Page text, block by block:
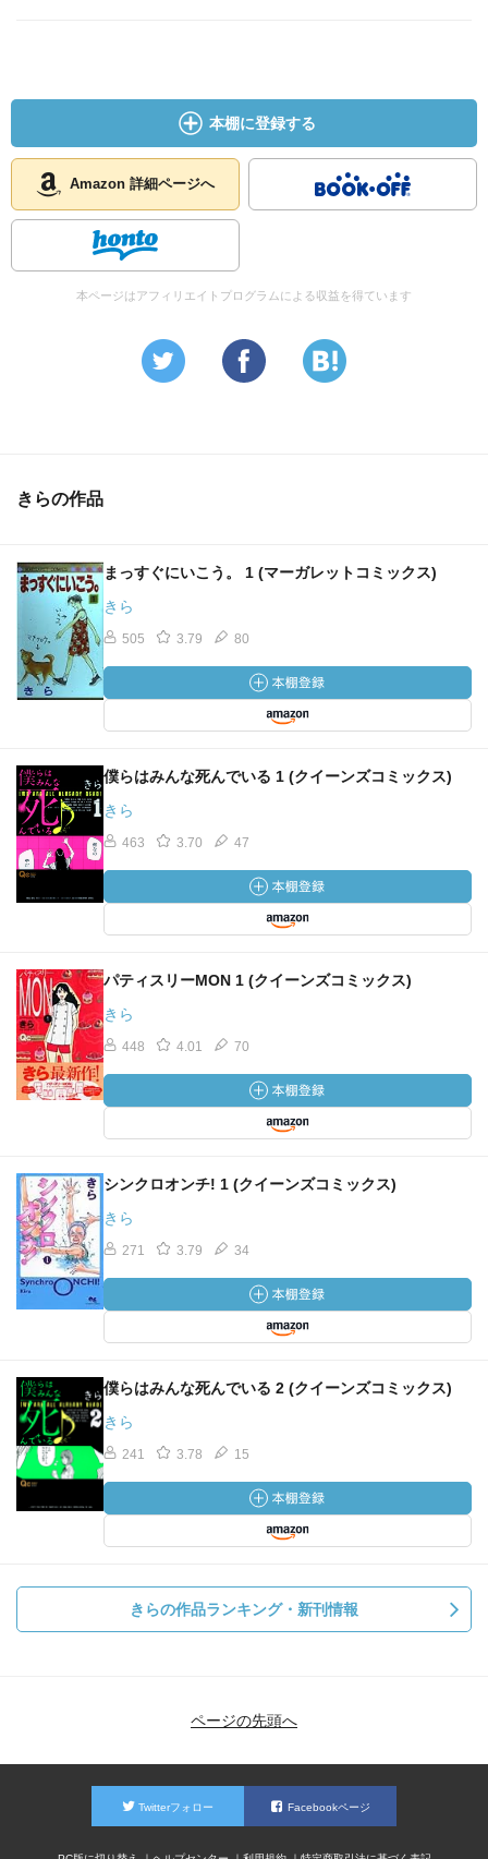
本棚に登録する
Amazon 詳細ページへ
本ページはアフィリエイトプログラムによる収益を得ています
きらの作品
まっすぐにいこう。 1 (マーガレットコミックス)
きら
505 3.79 80
僕らはみんな死んでいる 1 (クイーンズコミックス)
きら
463 3.70 47
パティスリーMON 1 (クイーンズコミックス)
きら
448 4.01 70
シンクロオンチ! 1 (クイーンズコミックス)
きら
271 3.79 34
僕らはみんな死んでいる 2 (クイーンズコミックス)
きら
241 3.78 15
きらの作品ランキング・新刊情報
ページの先頭へ
Twitterフォロー Facebookページ